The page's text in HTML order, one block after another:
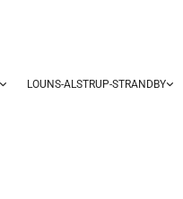
LOUNS-ALSTRUP-STRANDBY